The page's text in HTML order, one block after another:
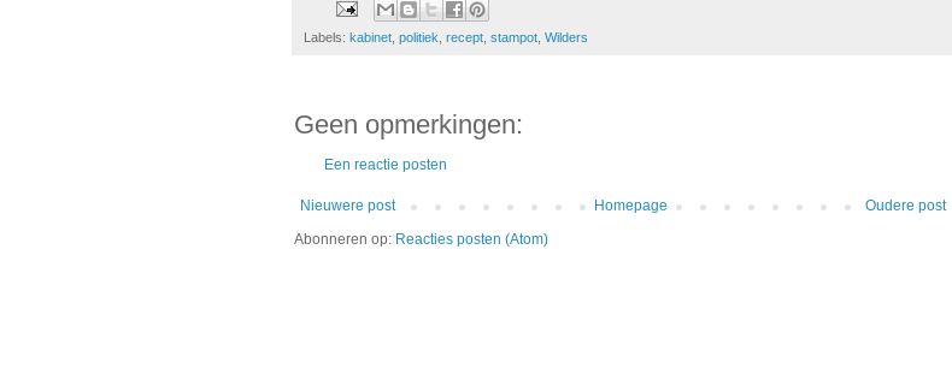
Labels: kabinet politiek recept stampot Wilders
Geen opmerkingen:
Een reactie posten
Nieuwere post Oudere post
Homepage
Abonneren op: Reacties posten (Atom)